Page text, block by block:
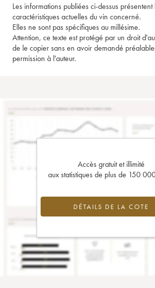
Les informations publiées ci-dessus présentent
caractéristiques actuelles du vin concerné.
Elles ne sont pas spécifiques au millésime.
Attention, ce texte est protégé par un droit
de le copier sans en avoir demandé
permission à l'auteur.
Accès gratuit et illimité
aux statistiques de plus de 150
DÉTAILS DE LA COTE